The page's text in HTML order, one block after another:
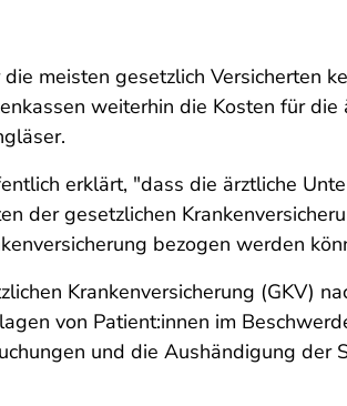
meisten gesetzlich Versicherten
weiterhin die Kosten für
erklärt, "dass die ärztliche
der gesetzlichen
bezogen werden
Krankenversicherung (GKV)
von Patient:innen im
und die Aushändigung der